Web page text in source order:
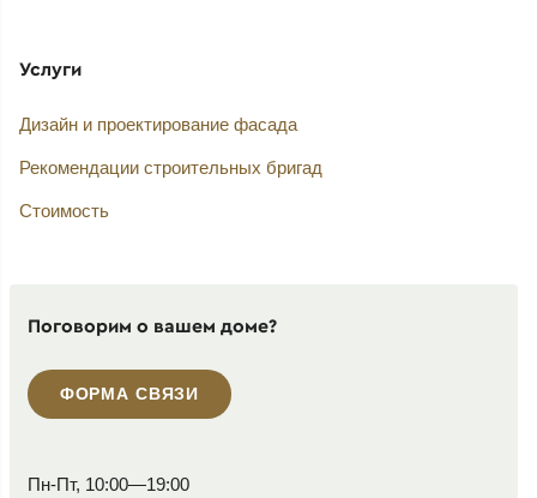
Услуги
Дизайн и проектирование фасада
Рекомендации строительных бригад
Стоимость
Поговорим о вашем доме?
ФОРМА СВЯЗИ
Пн-Пт, 10:00—19:00